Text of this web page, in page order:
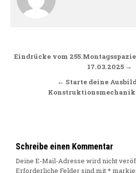
Eindrücke vom
17.03.2025 →
← Starte deine
Schreibe einen Kommentar
Deine E-Mail-Adresse wird nicht
Erforderliche Felder sind mit*